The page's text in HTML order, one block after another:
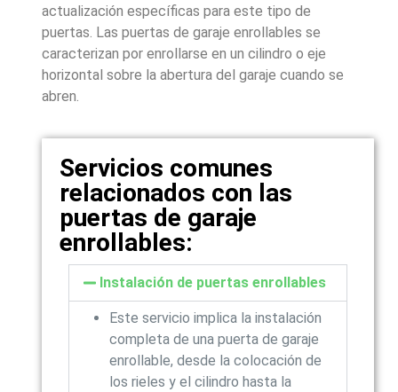
actualización específicas para este tipo de
puertas. Las puertas de garaje enrollables se
caracterizan por enrollarse en un cilindro o eje
horizontal sobre la abertura del garaje cuando se
abren.
Servicios comunes
relacionados con las
puertas de garaje
enrollables:
Instalación de puertas enrollables
Este servicio implica la instalación
completa de una puerta de garaje
enrollable, desde la colocación de
los rieles y el cilindro hasta la